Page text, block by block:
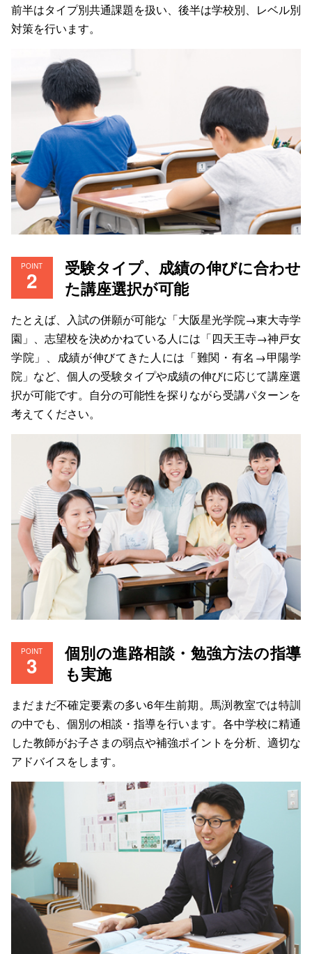
前半はタイプ別共通課題を扱い、後半は学校別、レベル別
対策を行います。
POINT
受験タイプ、成績の伸びに合わせ
た講座選択が可能
たとえば、入試の併願が可能な「大阪星光学院→東大寺学
園」、志望校を決めかねている人には「四天王寺→神戸女
学院」、成績が伸びてきた人には「難関・有名→甲陽学
院」など、個人の受験タイプや成績の伸びに応じて講座選
択が可能です。自分の可能性を探りながら受講パターンを
考えてください。
POINT
個別の進路相談・勉強方法の指導
も実施
まだまだ不確定要素の多い6年生前期。馬渕教室では特訓
の中でも、個別の相談・指導を行います。各中学校に精通
した教師がお子さまの弱点や補強ポイントを分析、適切な
アドバイスをします。